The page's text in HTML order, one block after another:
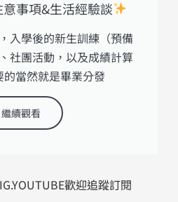
事項&生活經驗談
入學後的新生訓練（預備
社團活動，以及成績計算
的當然就是畢業分發
繼續觀看
歡迎追蹤訂閱